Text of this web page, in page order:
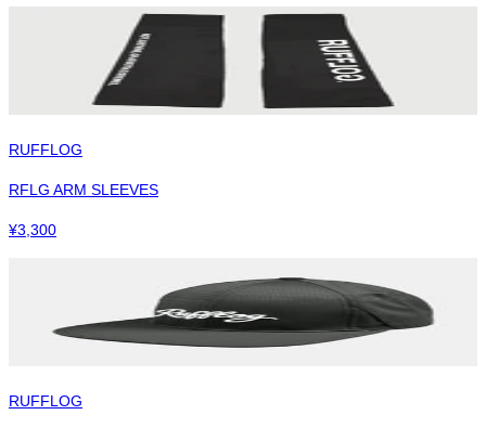
RUFFLOG
RFLG ARM SLEEVES
¥3,300
RUFFLOG